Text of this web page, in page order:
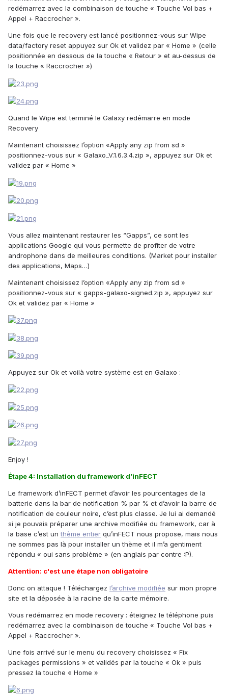
redémarrez avec la combinaison de touche « Touche Vol bas +
Appel + Raccrocher ».
Une fois que le recovery est lancé positionnez-vous sur Wipe
data/factory reset appuyez sur Ok et validez par « Home » (celle
positionnée en dessous de la touche « Retour » et au-dessus de
la touche « Raccrocher »)
Quand le Wipe est terminé le Galaxy redémarre en mode
Recovery
Maintenant choisissez l’option «Apply any zip from sd »
positionnez-vous sur « Galaxo_V.1.6.3.4.zip », appuyez sur Ok et
validez par « Home »
Vous allez maintenant restaurer les “Gapps”, ce sont les
applications Google qui vous permette de profiter de votre
androphone dans de meilleures conditions. (Market pour installer
des applications, Maps…)
Maintenant choisissez l’option «Apply any zip from sd »
positionnez-vous sur « gapps-galaxo-signed.zip », appuyez sur
Ok et validez par « Home »
Appuyez sur Ok et voilà votre système est en Galaxo :
Enjoy !
Étape 4: Installation du framework d’inFECT
Le framework d’inFECT permet d’avoir les pourcentages de la
batterie dans la bar de notification % par % et d’avoir la barre de
notification de couleur noire, c’est plus classe. Je lui ai demandé
si je pouvais préparer une archive modifiée du framework, car à
la base c’est unthème entier qu’inFECT nous propose, mais nous
ne sommes pas là pour installer un thème et il m’a gentiment
répondu « oui sans problème » (en anglais par contre :P).
Attention: c'est une étape non obligatoire
Donc on attaque ! Téléchargez l’archive modifiée sur mon propre
site et la déposée à la racine de la carte mémoire.
Vous redémarrez en mode recovery : éteignez le téléphone puis
redémarrez avec la combinaison de touche « Touche Vol bas +
Appel + Raccrocher ».
Une fois arrivé sur le menu du recovery choisissez « Fix
packages permissions » et validés par la touche « Ok » puis
pressez la touche « Home »